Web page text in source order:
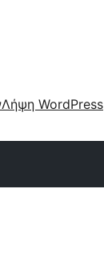
Λήψη WordPress